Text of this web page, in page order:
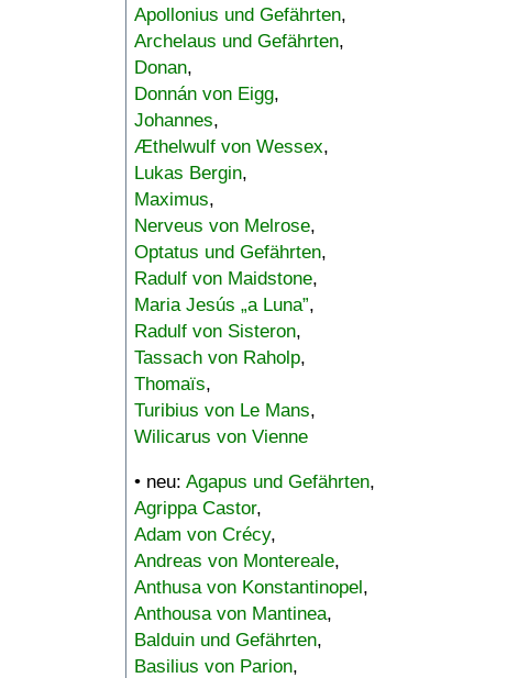
Apollonius und Gefährten,
Archelaus und Gefährten,
Donan,
Donnán von Eigg,
Johannes,
Æthelwulf von Wessex,
Lukas Bergin,
Maximus,
Nerveus von Melrose,
Optatus und Gefährten,
Radulf von Maidstone,
Maria Jesús „a Luna”,
Radulf von Sisteron,
Tassach von Raholp,
Thomaïs,
Turibius von Le Mans,
Wilicarus von Vienne
• neu: Agapus und Gefährten,
Agrippa Castor,
Adam von Crécy,
Andreas von Montereale,
Anthusa von Konstantinopel,
Anthousa von Mantinea,
Balduin und Gefährten,
Basilius von Parion,